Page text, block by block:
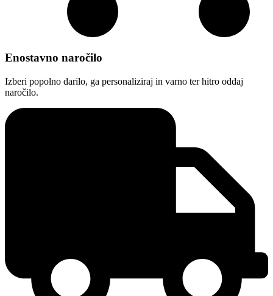
Enostavno naročilo
Izberi popolno darilo, ga personaliziraj in varno ter hitro oddaj
naročilo.